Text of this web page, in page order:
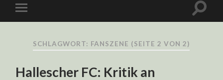
SCHLAGWORT: FANSZENE (SEITE 2 VON 2)
Hallescher FC: Kritik an